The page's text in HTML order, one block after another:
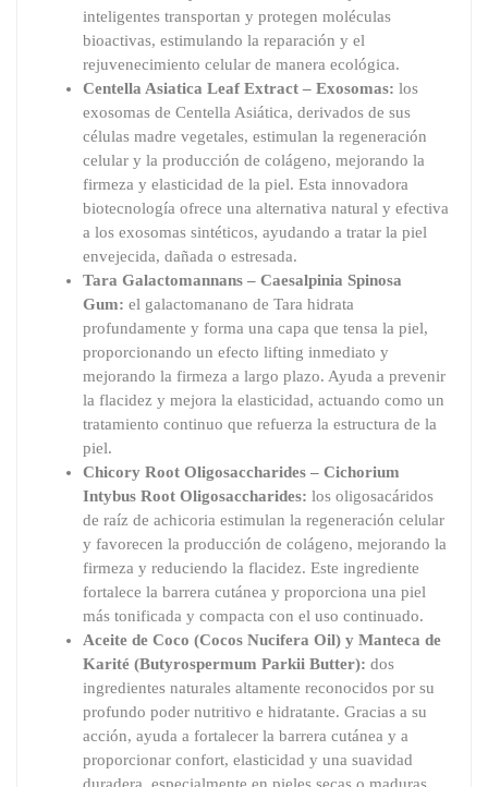
inteligentes transportan y protegen moléculas
bioactivas, estimulando la reparación y el
rejuvenecimiento celular de manera ecológica.
Centella Asiatica Leaf Extract – Exosomas: los
exosomas de Centella Asiática, derivados de sus
células madre vegetales, estimulan la regeneración
celular y la producción de colágeno, mejorando la
firmeza y elasticidad de la piel. Esta innovadora
biotecnología ofrece una alternativa natural y efectiva
a los exosomas sintéticos, ayudando a tratar la piel
envejecida, dañada o estresada.
Tara Galactomannans – Caesalpinia Spinosa
Gum: el galactomanano de Tara hidrata
profundamente y forma una capa que tensa la piel,
proporcionando un efecto lifting inmediato y
mejorando la firmeza a largo plazo. Ayuda a prevenir
la flacidez y mejora la elasticidad, actuando como un
tratamiento continuo que refuerza la estructura de la
piel.
Chicory Root Oligosaccharides – Cichorium
Intybus Root Oligosaccharides: los oligosacáridos
de raíz de achicoria estimulan la regeneración celular
y favorecen la producción de colágeno, mejorando la
firmeza y reduciendo la flacidez. Este ingrediente
fortalece la barrera cutánea y proporciona una piel
más tonificada y compacta con el uso continuado.
Aceite de Coco (Cocos Nucifera Oil) y Manteca de
Karité (Butyrospermum Parkii Butter): dos
ingredientes naturales altamente reconocidos por su
profundo poder nutritivo e hidratante. Gracias a su
acción, ayuda a fortalecer la barrera cutánea y a
proporcionar confort, elasticidad y una suavidad